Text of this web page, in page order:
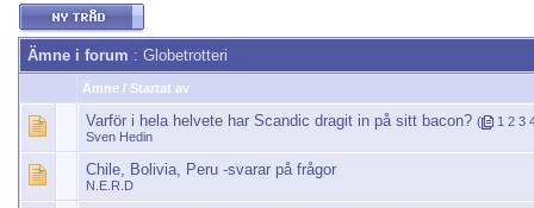
Ämne i forum : Globetrotteri
Ämne / Startat av
Varför i hela helvete har Scandic dragit in på sitt bacon? ( 1 2 3
Sven Hedin
Chile, Bolivia, Peru -svarar på frågor
N.E.R.D